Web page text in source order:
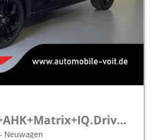
R-Line 115PS DSG GV5+AHK+Matrix+IQ.Drive+Black+Keyless+Alu18+Cam+Sitzheiz
Neuwagen